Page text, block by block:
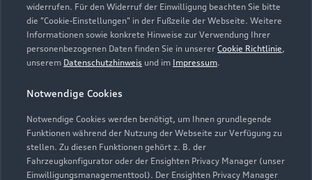
widerrufen. Für den Widerruf der Einwilligung beachten Sie bitte
die "Cookie-Einstellungen" in der Fußzeile der Webseite. Weitere
Informationen sowie konkrete Hinweise zur Verwendung Ihrer
personenbezogenen Daten finden Sie in unserer Cookie Richtlinie,
unserem Datenschutzhinweis und im Impressum.
Notwendige Cookies
Notwendige Cookies werden benötigt, um Ihnen grundlegende
Funktionen während der Nutzung der Webseite zur Verfügung zu
stellen. Zu diesen Funktionen gehört z. B. der
Fahrzeugkonfigurator oder der Ensighten Privacy Manager (unser
Einwilligungsmanagementtool). Der Ensighten Privacy Manager
Verkauf
Schließt bald13:00
Service
Schließt bald13:00